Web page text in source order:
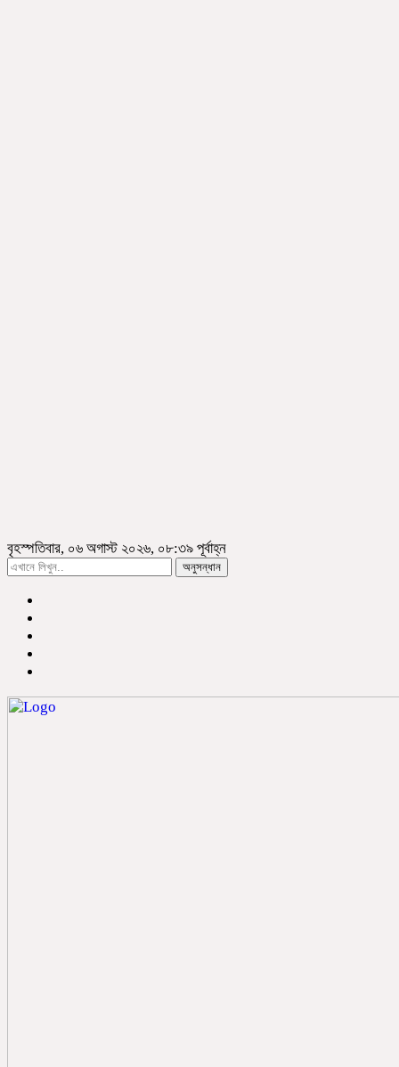
বৃহস্পতিবার, ০৬ অগাস্ট ২০২৬, ০৮:৩৯ পূর্বাহ্ন
অনুসন্ধান